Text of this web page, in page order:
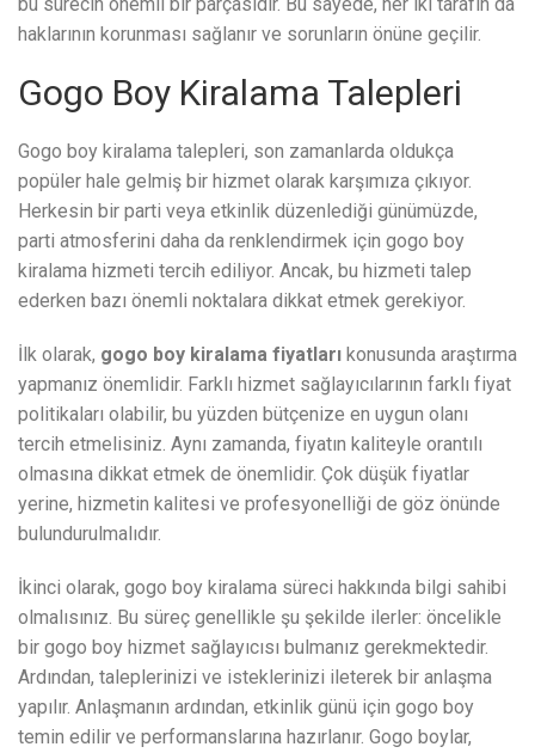
haklarının korunması sağlanır ve sorunların önüne geçilir.
Gogo Boy Kiralama Talepleri
Gogo boy kiralama talepleri, son zamanlarda oldukça
popüler hale gelmiş bir hizmet olarak karşımıza çıkıyor.
Herkesin bir parti veya etkinlik düzenlediği günümüzde,
parti atmosferini daha da renklendirmek için gogo boy
kiralama hizmeti tercih ediliyor. Ancak, bu hizmeti talep
ederken bazı önemli noktalara dikkat etmek gerekiyor.
İlk olarak, gogo boy kiralama fiyatları konusunda araştırma
yapmanız önemlidir. Farklı hizmet sağlayıcılarının farklı fiyat
politikaları olabilir, bu yüzden bütçenize en uygun olanı
tercih etmelisiniz. Aynı zamanda, fiyatın kaliteyle orantılı
olmasına dikkat etmek de önemlidir. Çok düşük fiyatlar
yerine, hizmetin kalitesi ve profesyonelliği de göz önünde
bulundurulmalıdır.
İkinci olarak, gogo boy kiralama süreci hakkında bilgi sahibi
olmalısınız. Bu süreç genellikle şu şekilde ilerler: öncelikle
bir gogo boy hizmet sağlayıcısı bulmanız gerekmektedir.
Ardından, taleplerinizi ve isteklerinizi ileterek bir anlaşma
yapılır. Anlaşmanın ardından, etkinlik günü için gogo boy
temin edilir ve performanslarına hazırlanır. Gogo boylar,